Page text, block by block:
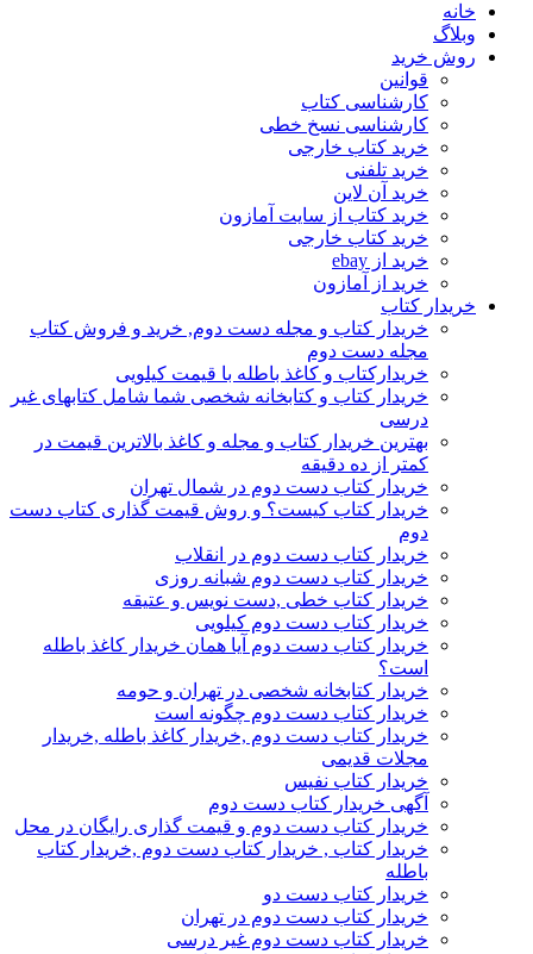
خانه
وبلاگ
روش خرید
قوانین
کارشناسی کتاب
کارشناسی نسخ خطی
خرید کتاب خارجی
خرید تلفنی
خرید آن لاین
خرید کتاب از سایت آمازون
خرید کتاب خارجی
خرید از ebay
خرید از آمازون
خریدار کتاب
خریدار کتاب و مجله دست دوم, خرید و فروش کتاب
مجله دست دوم
خریدارکتاب و کاغذ باطله با قیمت کیلویی
خریدار کتاب و کتابخانه شخصی شما شامل کتابهای غیر
درسی
بهترین خریدار کتاب و مجله و کاغذ بالاترین قیمت در
کمتر از ده دقیقه
خریدار کتاب دست دوم در شمال تهران
خریدار کتاب کیست؟ و روش قیمت گذاری کتاب دست
دوم
خریدار کتاب دست دوم در انقلاب
خریدار کتاب دست دوم شبانه روزی
خریدار کتاب خطی ,دست نویس و عتیقه
خریدار کتاب دست دوم کیلویی
خریدار کتاب دست دوم آیا همان خریدار کاغذ باطله
است؟
خریدار کتابخانه شخصی در تهران و حومه
خریدار کتاب دست دوم چگونه است
خریدار کتاب دست دوم ,خریدار کاغذ باطله ,خریدار
مجلات قدیمی
خریدار کتاب نفیس
آگهی خریدار کتاب دست دوم
خریدار کتاب دست دوم و قیمت گذاری رایگان در محل
خریدار کتاب , خریدار کتاب دست دوم ,خریدار کتاب
باطله
خریدار کتاب دست دو
خریدار کتاب دست دوم در تهران
خریدار کتاب دست دوم غیر درسی